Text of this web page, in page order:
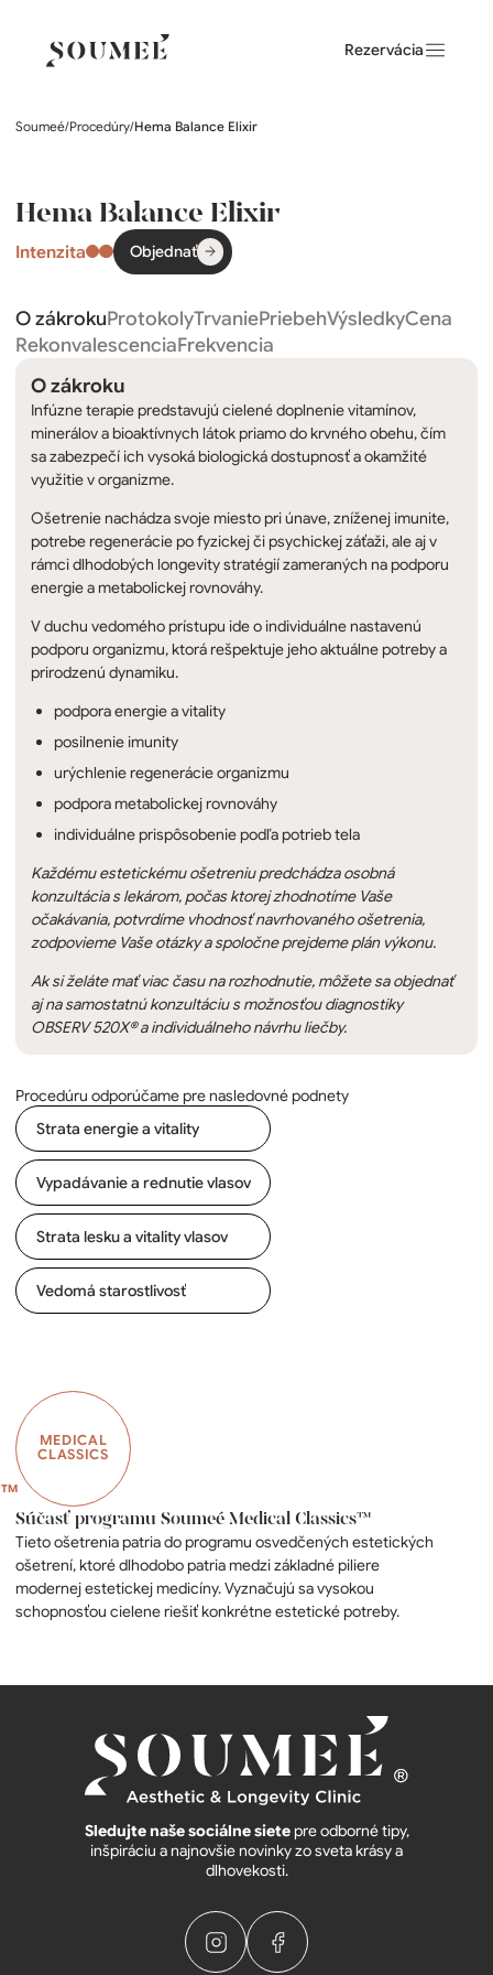
Rezervácia
Soumeé/Procedúry/Hema Balance Elixir
Hema Balance Elixir
Intenzita Objednať
Procedúru odporúčame pre nasledovné podnety
Strata energie a vitality
Vypadávanie a rednutie vlasov
Strata lesku a vitality vlasov
Vedomá starostlivosť
MEDICAL
CLASSICS
Súčasť programu Soumeé Medical Classics™
Tieto ošetrenia patria do programu osvedčených estetických
ošetrení, ktoré dlhodobo patria medzi základné piliere
modernej estetickej medicíny. Vyznačujú sa vysokou
schopnosťou cielene riešiť konkrétne estetické potreby.
O zákrokuProtokolyTrvaniePriebehVýsledkyCena
RekonvalescenciaFrekvencia
O zákroku
Infúzne terapie predstavujú cielené doplnenie vitamínov,
minerálov a bioaktívnych látok priamo do krvného obehu, čím
sa zabezpečí ich vysoká biologická dostupnosť a okamžité
využitie v organizme.
Ošetrenie nachádza svoje miesto pri únave, zníženej imunite,
potrebe regenerácie po fyzickej či psychickej záťaži, ale aj v
rámci dlhodobých longevity stratégií zameraných na podporu
energie a metabolickej rovnováhy.
V duchu vedomého prístupu ide o individuálne nastavenú
podporu organizmu, ktorá rešpektuje jeho aktuálne potreby a
prirodzenú dynamiku.
podpora energie a vitality
posilnenie imunity
urýchlenie regenerácie organizmu
podpora metabolickej rovnováhy
individuálne prispôsobenie podľa potrieb tela
Každému estetickému ošetreniu predchádza osobná
konzultácia s lekárom, počas ktorej zhodnotíme Vaše
očakávania, potvrdíme vhodnosť navrhovaného ošetrenia,
zodpovieme Vaše otázky a spoločne prejdeme plán výkonu.
Ak si želáte mať viac času na rozhodnutie, môžete sa objednať
aj na samostatnú konzultáciu s možnosťou diagnostiky
OBSERV 520X® a individuálneho návrhu liečby.
Sledujte naše sociálne sietepre odborné tipy,
inšpiráciu a najnovšie novinky zo sveta krásy a
dlhovekosti.